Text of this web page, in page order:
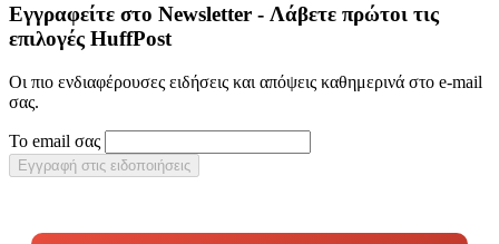
Εγγραφείτε στο Newsletter - Λάβετε πρώτοι τις
επιλογές HuffPost
Οι πιο ενδιαφέρουσες ειδήσεις και απόψεις καθημερινά στο e-mail
σας.
Το email σας
Εγγραφή στις ειδοποιήσεις